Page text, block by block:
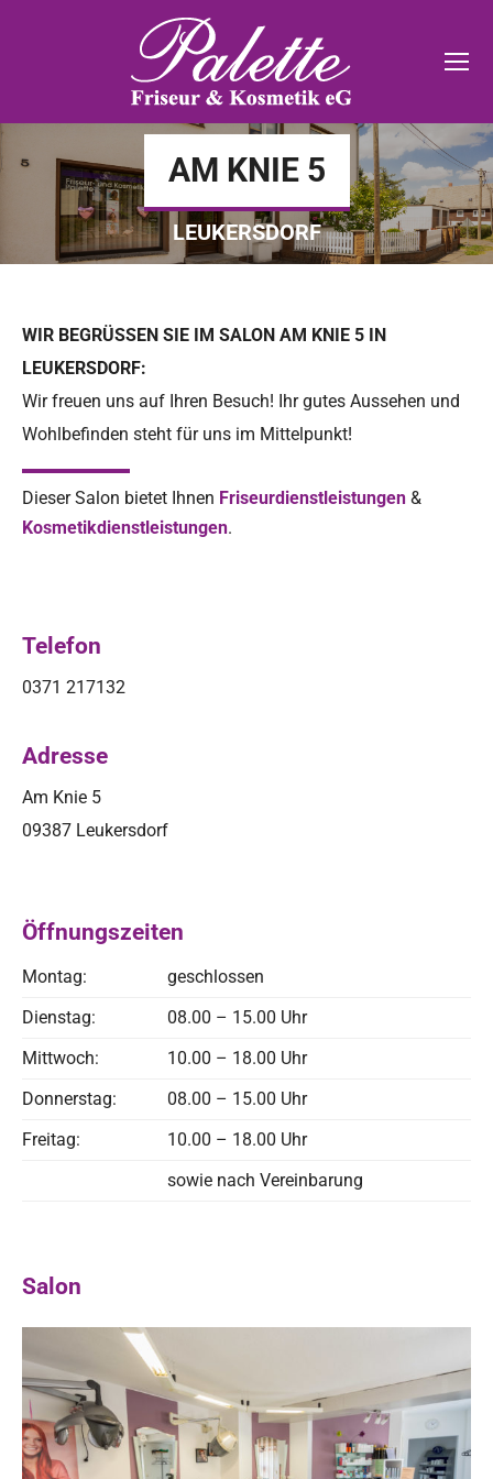
AM KNIE 5
LEUKERSDORF
WIR BEGRÜSSEN SIE IM SALON AM KNIE 5 IN L
EUKERSDORF:
Wir freuen uns auf Ihren Besuch! Ihr gutes Aussehen und
Wohlbefinden steht für uns im Mittelpunkt!
Dieser Salon bietet Ihnen Friseurdienstleistungen &
Kosmetikdienstleistungen.
Telefon
0371 217132
Adresse
Am Knie 5
09387 Leukersdorf
Öffnungszeiten
Montag:
geschlossen
Dienstag:
08.00 – 15.00 Uhr
Mittwoch:
10.00 – 18.00 Uhr
Donnerstag:
08.00 – 15.00 Uhr
Freitag:
10.00 – 18.00 Uhr
sowie nach Vereinbarung
Salon